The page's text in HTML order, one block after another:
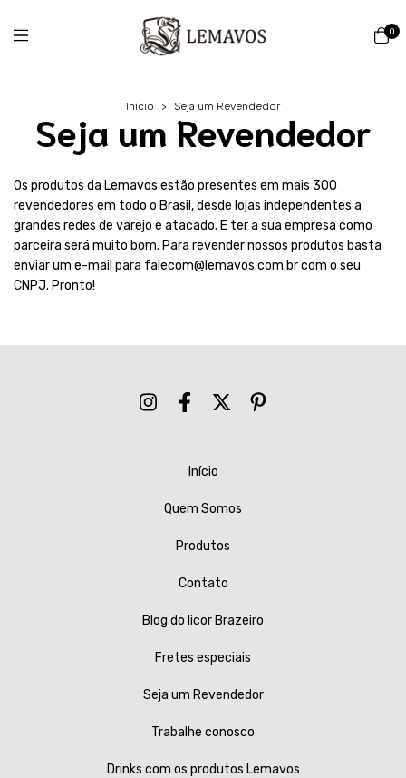
0
Início > Seja um Revendedor
Seja um Revendedor
Os produtos da Lemavos estão presentes em mais 300
revendedores em todo o Brasil, desde lojas independentes a
grandes redes de varejo e atacado. E ter a sua empresa como
parceira será muito bom. Para revender nossos produtos basta
enviar um e-mail para falecom@lemavos.com.brcom o seu
CNPJ. Pronto!
Início
Quem Somos
Produtos
Contato
Blog do licor Brazeiro
Fretes especiais
Seja um Revendedor
Trabalhe conosco
Drinks com os produtos Lemavos